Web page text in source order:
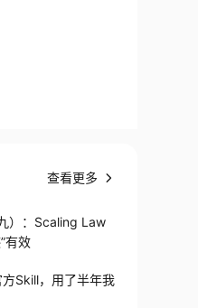
查看更多
）：Scaling Law
有效
Skill，用了半年我